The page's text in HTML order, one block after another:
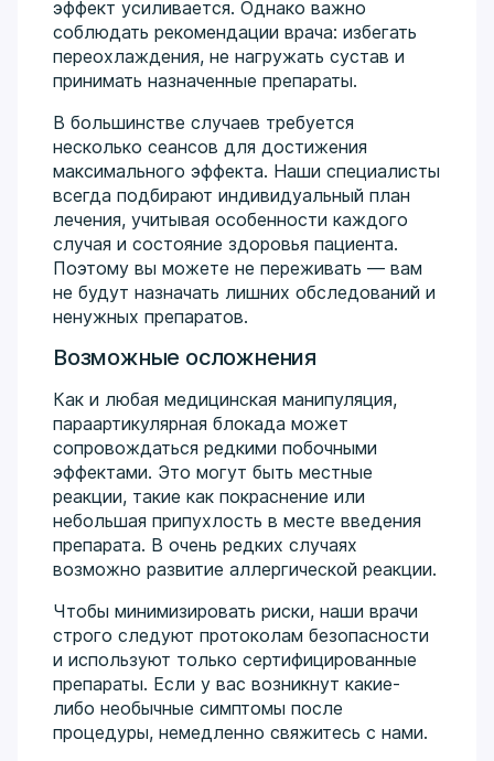
эффект усиливается. Однако важно
соблюдать рекомендации врача: избегать
переохлаждения, не нагружать сустав и
принимать назначенные препараты.
В большинстве случаев требуется
несколько сеансов для достижения
максимального эффекта. Наши специалисты
всегда подбирают индивидуальный план
лечения, учитывая особенности каждого
случая и состояние здоровья пациента.
Поэтому вы можете не переживать — вам
не будут назначать лишних обследований и
ненужных препаратов.
Возможные осложнения
Как и любая медицинская манипуляция,
параартикулярная блокада может
сопровождаться редкими побочными
эффектами. Это могут быть местные
реакции, такие как покраснение или
небольшая припухлость в месте введения
препарата. В очень редких случаях
возможно развитие аллергической реакции.
Чтобы минимизировать риски, наши врачи
строго следуют протоколам безопасности
и используют только сертифицированные
препараты. Если у вас возникнут какие-
либо необычные симптомы после
процедуры, немедленно свяжитесь с нами.